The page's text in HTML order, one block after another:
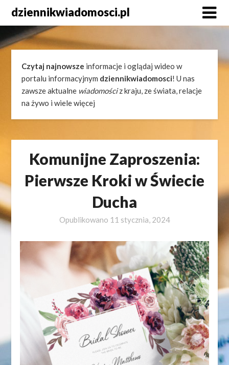
content
dziennikwiadomosci.pl
Czytaj najnowsze informacje i oglądaj wideo w
portalu informacyjnym dziennikwiadomosci! U nas
zawsze aktualne wiadomościz kraju, ze świata, relacje
na żywo i wiele więcej
Komunijne Zaproszenia:
Pierwsze Kroki w Świecie
Ducha
Opublikowano 11 stycznia, 2024